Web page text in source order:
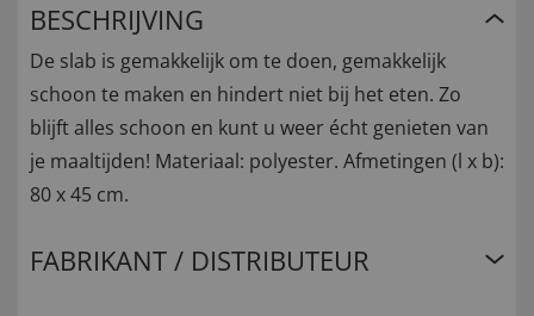
BESCHRIJVING
De slab is gemakkelijk om te doen, gemakkelijk
schoon te maken en hindert niet bij het eten. Zo
blijft alles schoon en kunt u weer écht genieten van
je maaltijden! Materiaal: polyester. Afmetingen (l x b):
80 x 45 cm.
FABRIKANT / DISTRIBUTEUR